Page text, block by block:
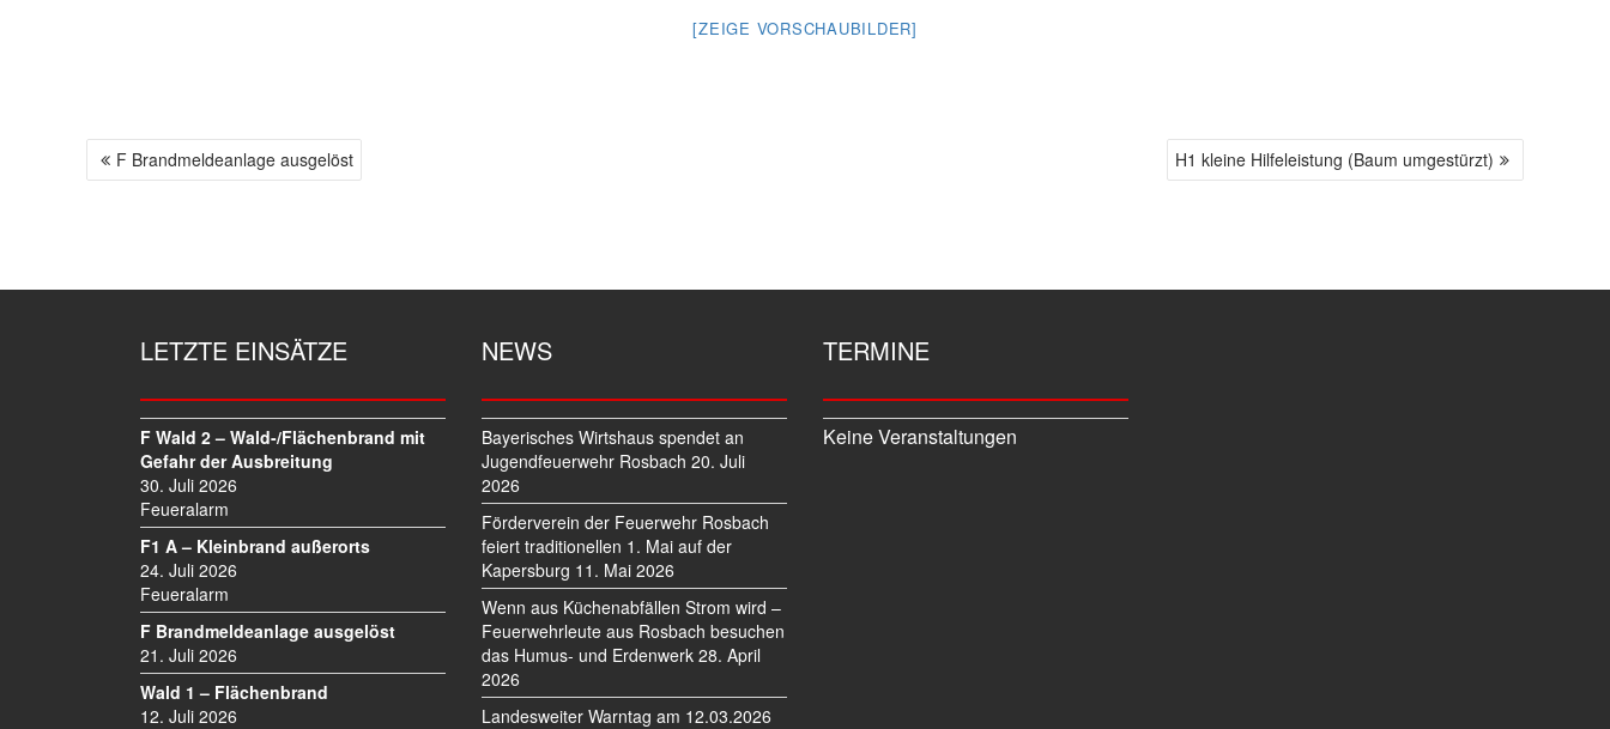
[ZEIGE VORSCHAUBILDER]
B
R
F Brandmeldeanlage ausgelöst H1 kleine Hilfeleistung (Baum umgestürzt)
LETZTE EINSÄTZE
F Wald 2 – Wald-/Flächenbrand mit
Gefahr der Ausbreitung
30. Juli 2026
Feueralarm
F1 A – Kleinbrand außerorts
24. Juli 2026
Feueralarm
F Brandmeldeanlage ausgelöst
21. Juli 2026
Wald 1 – Flächenbrand
12. Juli 2026
NEWS
Bayerisches Wirtshaus spendet an
Jugendfeuerwehr Rosbach 20. Juli
2026
Förderverein der Feuerwehr Rosbach
feiert traditionellen 1. Mai auf der
Kapersburg 11. Mai 2026
Wenn aus Küchenabfällen Strom wird –
Feuerwehrleute aus Rosbach besuchen
das Humus- und Erdenwerk 28. April
2026
Landesweiter Warntag am 12.03.2026
TERMINE
Keine Veranstaltungen